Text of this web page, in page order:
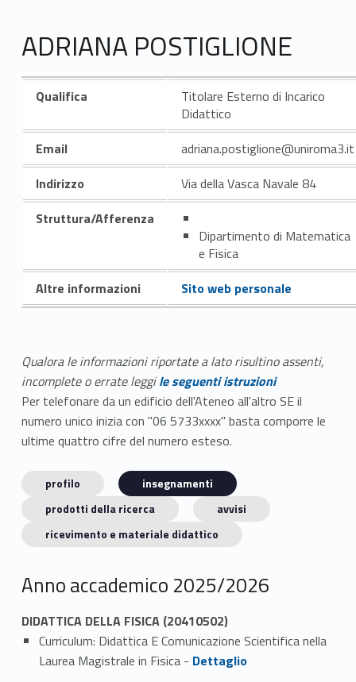
ADRIANA POSTIGLIONE
Qualifica
Titolare Esterno di Incarico
Didattico
Email
adriana.postiglione@uniroma3.it
Indirizzo
Via della Vasca Navale 84
Struttura/Afferenza
Dipartimento di Matematica
e Fisica
Altre informazioni
Sito web personale
Qualora le informazioni riportate a lato risultino assenti,
incomplete o errate leggile seguenti istruzioni
Per telefonare da un edificio dell'Ateneo all'altro SE il
numero unico inizia con "06 5733xxxx" basta comporre le
ultime quattro cifre del numero esteso.
profilo
insegnamenti
prodotti della ricerca
avvisi
ricevimento e materiale didattico
Anno accademico 2025/2026
DIDATTICA DELLA FISICA (20410502)
Curriculum: Didattica E Comunicazione Scientifica nella
Laurea Magistrale in Fisica - Link identifier #identifier_person_107375-1
Dettaglio